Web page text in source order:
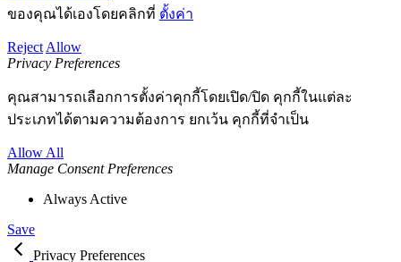
ของคุณได้เองโดยคลิกที่ ตั้งค่า
Reject Allow
Privacy Preferences
คุณสามารถเลือกการตั้งค่าคุกกี้โดยเปิด/ปิด คุกกี้ในแต่ละ
ประเภทได้ตามความต้องการ ยกเว้น คุกกี้ที่จำเป็น
Allow All
Manage Consent Preferences
Always Active
Save
Privacy Preferences